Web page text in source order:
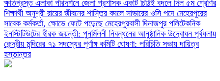
ক্ষতিগ্রস্ত এলাকা পরিদর্শনে জেলা প্রশাসক একটি চিঠিই বদলে দিল ৫ম শ্রেণির
শিক্ষার্থী অনুশ্রী রায়ের জীবনের শাস্তির বদলে সাভারের ওসি পদে মেহেরপুরের
সাবেক কর্মকর্তা, ক্ষোভে ফেটে পড়েছে মেহেরপুরবাসী দিনাজপুর পলিটেকনিক
ইনস্টিটিউটের হীরক জয়ন্তী: পুনর্মিলনী নিবন্ধনের আনুষ্ঠানিক উদ্বোধন পূর্বধলায়
কেন্দ্রীয় মন্দিরের ৭১ সদস্যের পূর্ণাঙ্গ কমিটি ঘোষণা: পরিচিতি সভায় দায়িত্ব
হস্তান্তর